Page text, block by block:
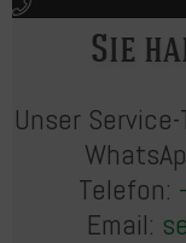
Sie
Unser
Telefon:
Email: